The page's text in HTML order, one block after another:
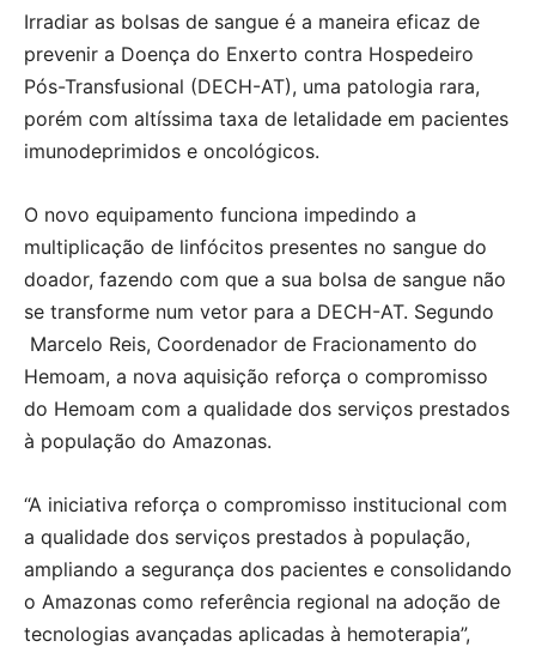
Irradiar as bolsas de sangue é a maneira eficaz de
prevenir a Doença do Enxerto contra Hospedeiro
Pós-Transfusional (DECH-AT), uma patologia rara,
porém com altíssima taxa de letalidade em pacientes
imunodeprimidos e oncológicos.
O novo equipamento funciona impedindo a
multiplicação de linfócitos presentes no sangue do
doador, fazendo com que a sua bolsa de sangue não
se transforme num vetor para a DECH-AT. Segundo
Marcelo Reis, Coordenador de Fracionamento do
Hemoam, a nova aquisição reforça o compromisso
do Hemoam com a qualidade dos serviços prestados
à população do Amazonas.
“A iniciativa reforça o compromisso institucional com
a qualidade dos serviços prestados à população,
ampliando a segurança dos pacientes e consolidando
o Amazonas como referência regional na adoção de
tecnologias avançadas aplicadas à hemoterapia”,